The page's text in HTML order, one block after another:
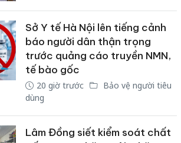
Sở Y tế Hà Nội lên tiếng cảnh
báo người dân thận trọng
trước quảng cáo truyền NMN,
tế bào gốc
20 giờ trước
Bảo vệ người tiêu
dùng
Lâm Đồng siết kiểm soát chất